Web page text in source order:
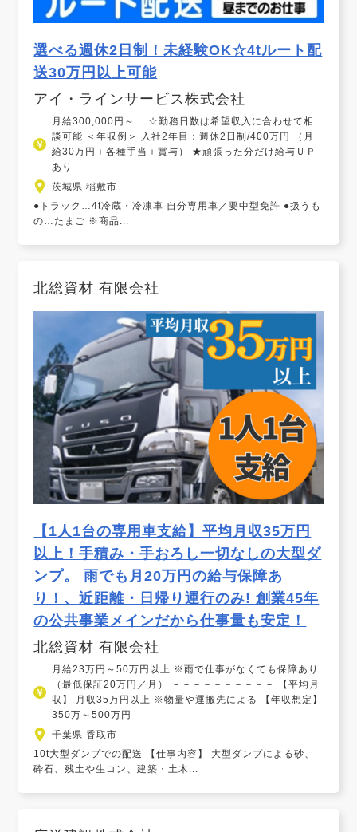
選べる週休2日制！未経験OK☆4tルート配
送30万円以上可能
アイ・ラインサービス株式会社
月給300,000円～ ☆勤務日数は希望収入に合わせて相
談可能 ＜年収例＞ 入社2年目：週休2日制/400万円 （月
給30万円＋各種手当＋賞与） ★頑張った分だけ給与ＵＰ
あり
茨城県 稲敷市
●トラック…4t冷蔵・冷凍車 自分専用車／要中型免許 ●扱うも
の…たまご ※商品...
北総資材 有限会社
【1人1台の専用車支給】平均月収35万円
以上！手積み・手おろし一切なしの大型ダ
ンプ。 雨でも月20万円の給与保障あ
り！、近距離・日帰り運行のみ! 創業45年
の公共事業メインだから仕事量も安定！
北総資材 有限会社
月給23万円～50万円以上 ※雨で仕事がなくても保障あり
（最低保証20万円／月） －－－－－－－－－－ 【平均月
収】 月収35万円以上 ※物量や運搬先による 【年収想定】
350万～500万円
千葉県 香取市
10t大型ダンプでの配送 【仕事内容】 大型ダンプによる砂、
砕石、残土や生コン、建築・土木...